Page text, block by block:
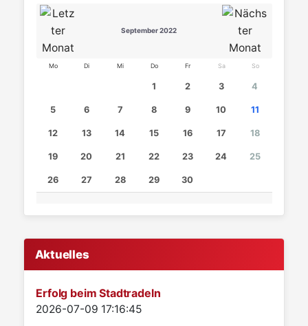
September 2022
Mo Di Mi Do Fr Sa So
1 2 3 4
5 6 7 8 9 10 11
12 13 14 15 16 17 18
19 20 21 22 23 24 25
26 27 28 29 30
Aktuelles
Erfolg beim Stadtradeln
Details
2026-07-09 17:16:45